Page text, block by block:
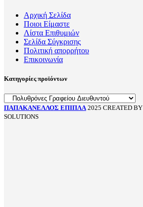
Αρχική Σελίδα
Ποιοι Είμαστε
Λίστα Επιθυμιών
Σελίδα Σύγκρισης
Πολιτική απορρήτου
Επικοινωνία
Κατηγορίες προϊόντων
ΠΑΠΑΚΑΝΕΛΛΟΣ ΕΠΙΠΛΑ 2025 CREATED BY
SOLUTIONS